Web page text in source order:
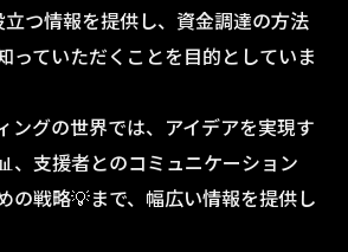
つ情報を提供し、資金調達の方法
っていただくことを目的としていま
ングの世界では、アイデアを実現す
、支援者とのコミュニケーション
の戦略💡まで、幅広い情報を提供し